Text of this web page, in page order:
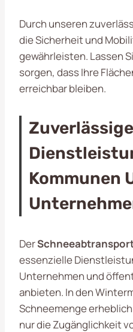
Durch unseren
die Sicherheit und
gewährleisten. Lassen
sorgen, dass Ihre
erreichbar bleiben.
Zuverlässige
Kommunen
Der
essenzielle
Unternehmen und
anbieten. In den
Schneemenge
nur die Zugänglichkeit